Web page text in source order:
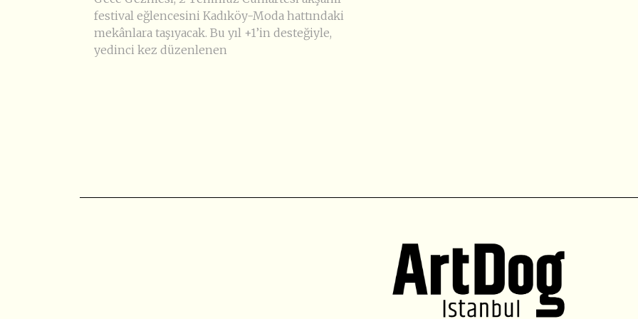
festival eğlencesini Kadıköy-Moda hattındaki
mekânlara taşıyacak. Bu yıl +1’in desteğiyle,
yedinci kez düzenlenen